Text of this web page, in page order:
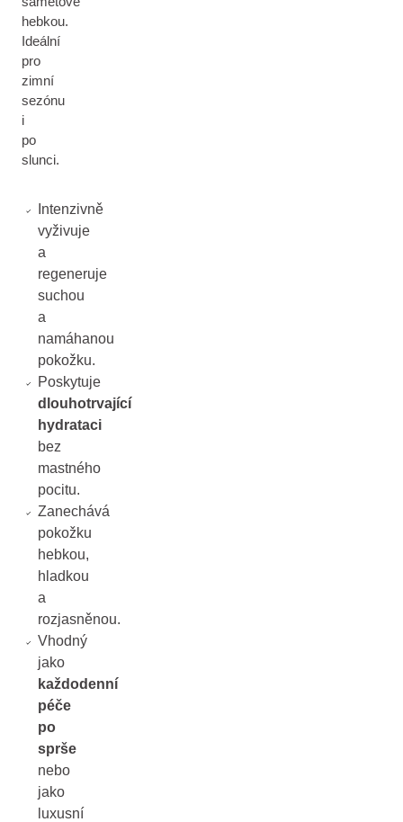
hebkou.
Ideální
pro
zimní
sezónu
i
po
slunci.
Intenzivně
vyživuje
a
regeneruje
suchou
a
namáhanou
pokožku.
Poskytuje
dlouhotrvající
hydrataci
bez
mastného
pocitu.
Zanechává
pokožku
hebkou,
hladkou
a
rozjasněnou.
Vhodný
jako
každodenní
péče
po
sprše
nebo
jako
luxusní